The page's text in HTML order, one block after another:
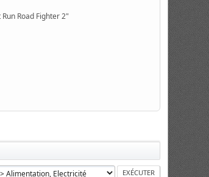
Road Fighter 2"